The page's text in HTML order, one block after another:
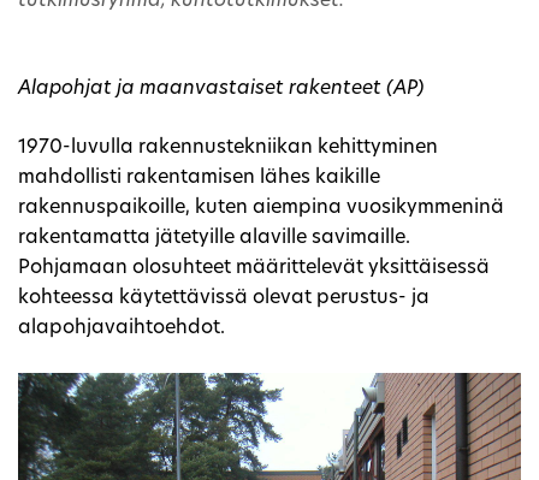
Alapohjat ja maanvastaiset rakenteet (AP)
1970-luvulla rakennustekniikan kehittyminen
mahdollisti rakentamisen lähes kaikille
rakennuspaikoille, kuten aiempina vuosikymmeninä
rakentamatta jätetyille alaville savimaille.
Pohjamaan olosuhteet määrittelevät yksittäisessä
kohteessa käytettävissä olevat perustus- ja
alapohjavaihtoehdot.